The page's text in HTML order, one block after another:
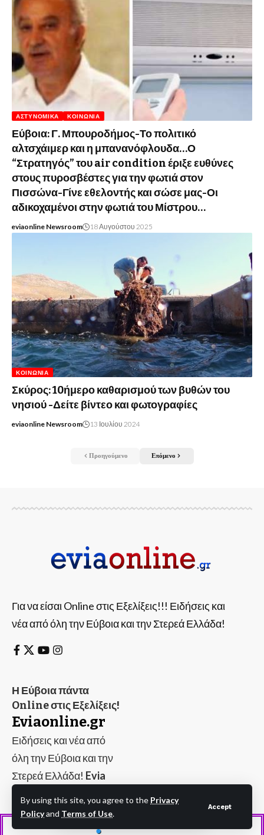
By using this site, you agree to the Privacy
Policyand Terms of Use.
Accept
ΑΣΤΥΝΟΜΙΚΆ ΚΟΙΝΩΝΊΑ
Εύβοια: Γ. Μπουροδήμος-Το πολιτικό
αλτσχάιμερ και η μπανανόφλουδα…Ο
“Στρατηγός” του air condition έριξε ευθύνες
στους πυροσβέστες για την φωτιά στον
Πισσώνα-Γίνε εθελοντής και σώσε μας-Οι
αδικοχαμένοι στην φωτιά του Μίστρου…
eviaonline Newsroom 18 Αυγούστου 2025
ΚΟΙΝΩΝΊΑ
Σκύρος: 10ήμερο καθαρισμού των βυθών του
νησιού -Δείτε βίντεο και φωτογραφίες
eviaonline Newsroom 13 Ιουλίου 2024
Προηγούμενο Επόμενο
Για να είσαι Online στις Εξελίξεις!!! Ειδήσεις και
νέα από όλη την Εύβοια και την Στερεά Ελλάδα!
Η Εύβοια πάντα
Online στις Εξελίξεις!
Eviaonline.gr
Ειδήσεις και νέα από
όλη την Εύβοια και την
Στερεά Ελλάδα! Evia